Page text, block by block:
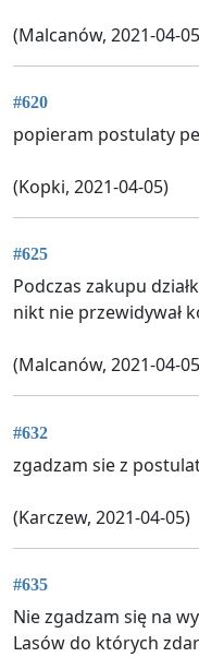
(Malcanów, 2021-04-
#620
popieram postulaty
(Kopki, 2021-04-05)
#625
Podczas zakupu
nikt nie przewidywał
(Malcanów, 2021-04-
#632
zgadzam sie z
(Karczew, 2021-04-05)
#635
Nie zgadzam się na
Lasów do których